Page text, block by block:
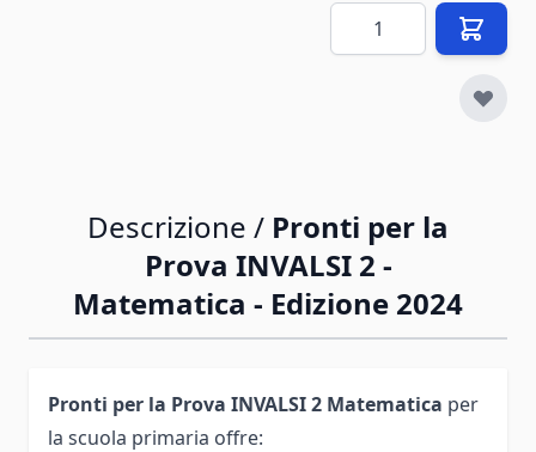
Quantità
Descrizione / Pronti per la
Prova INVALSI 2 -
Matematica - Edizione 2024
Pronti per la Prova INVALSI 2 Matematica per
la scuola primaria offre: